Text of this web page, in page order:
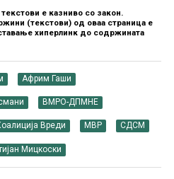
е казниво со закон.
(текстови) од оваа страница е
хиперлинк до содржината
Африм Гаши
ВМРО-ДПМНЕ
Вреди МВР СДСМ
Мицкоски